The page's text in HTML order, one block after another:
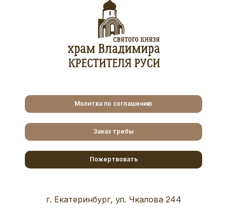
Молитва по соглашению
Заказ требы
Пожертвовать
г. Екатеринбург, ул. Чкалова 244